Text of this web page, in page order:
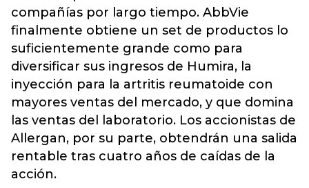
compañías por largo tiempo. AbbVie
finalmente obtiene un set de productos lo
suficientemente grande como para
diversificar sus ingresos de Humira, la
inyección para la artritis reumatoide con
mayores ventas del mercado, y que domina
las ventas del laboratorio. Los accionistas de
Allergan, por su parte, obtendrán una salida
rentable tras cuatro años de caídas de la
acción.